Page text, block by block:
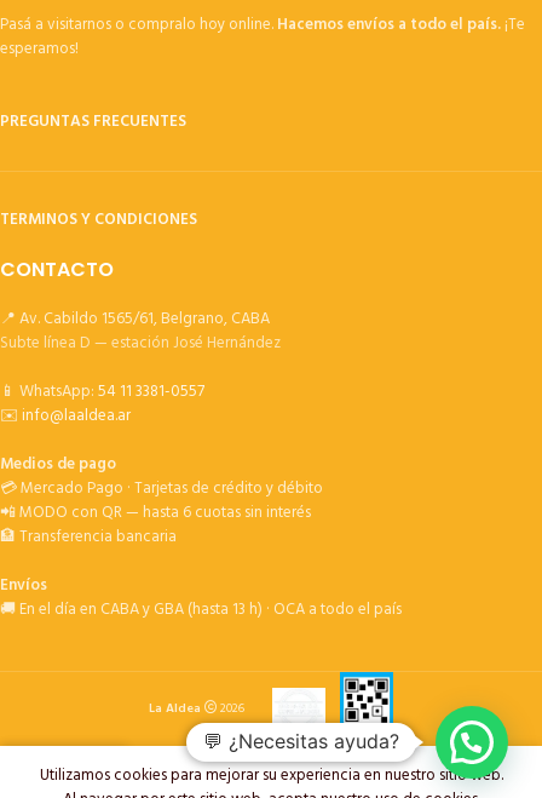
Pasá a visitarnos o compralo hoy online.Hacemos envíos a todo el país.¡Te
esperamos!
PREGUNTAS FRECUENTES
TERMINOS Y CONDICIONES
CONTACTO
📍 Av. Cabildo 1565/61, Belgrano, CABA
Subte línea D — estación José Hernández
📱 WhatsApp:54 11 3381-0557
✉️info@laaldea.ar
Medios de pago
💳 Mercado Pago · Tarjetas de crédito y débito
📲 MODO con QR — hasta 6 cuotas sin interés
🏦 Transferencia bancaria
Envíos
🚚 En el día en CABA y GBA (hasta 13 h) · OCA a todo el país
La Aldea 2026
Utilizamos cookies para mejorar su experiencia en nuestro sitio web.
💬 ¿Necesitas ayuda?